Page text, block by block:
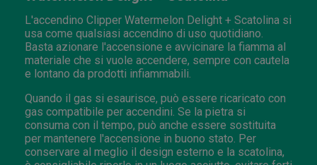
L'accendino Clipper Watermelon Delight + Scatolina si
usa come qualsiasi accendino di uso quotidiano.
Basta azionare l'accensione e avvicinare la fiamma al
materiale che si vuole accendere, sempre con cautela
e lontano da prodotti infiammabili.
Quando il gas si esaurisce, può essere ricaricato con
gas compatibile per accendini. Se la pietra si
consuma con il tempo, può anche essere sostituita
per mantenere l'accensione in buono stato. Per
conservare al meglio il design esterno e la scatolina,